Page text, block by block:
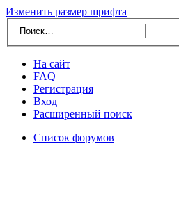
Изменить размер шрифта
На сайт
FAQ
Регистрация
Вход
Расширенный поиск
Список форумов